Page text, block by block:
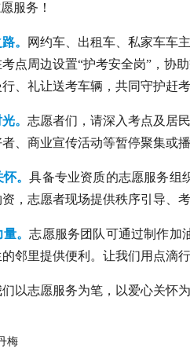
服务！
。
网约车、出租车、私家车车
点周边设置“护考安全岗”，协
、礼让送考车辆，共同守护赶考
。 志愿者们，请深入考点及居
、商业宣传活动等暂停聚集或
怀。具备专业资质的志愿服务组
，志愿者现场提供秩序引导、
量。志愿服务团队可通过制作加
邻里提供便利。让我们用点滴
以志愿服务为笔，以爱心关怀
梅